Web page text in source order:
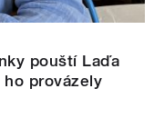
pouští Laďa
provázely